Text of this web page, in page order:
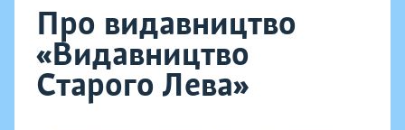
Про видавництво
«Видавництво
Старого Лева»